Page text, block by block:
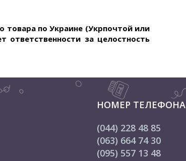
товара по Украине (Укрпочтой или
ответственности за целостность
НОМЕР ТЕЛЕФОНА
(044) 228 48 85
(063) 664 74 30
(095) 557 13 48